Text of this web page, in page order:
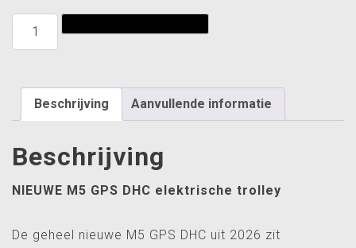
trolley
aantal
Beschrijving Aanvullende informatie
Beschrijving
NIEUWE M5 GPS DHC elektrische trolley
De geheel nieuwe M5 GPS DHC uit 2026 zit